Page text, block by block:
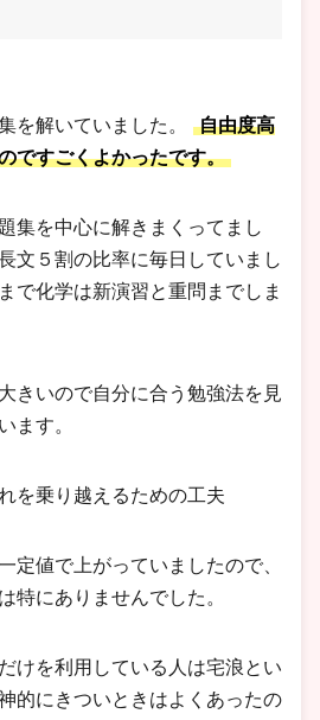
を解いていました。
自由度高
ですごくよかったです。
集を中心に解きまくってまし
文５割の比率に毎日していまし
で化学は新演習と重問までしま
きいので自分に合う勉強法を見
ます。
を乗り越えるための工夫
定値で上がっていましたので、
特にありませんでした。
けを利用している人は宅浪とい
的にきついときはよくあったの